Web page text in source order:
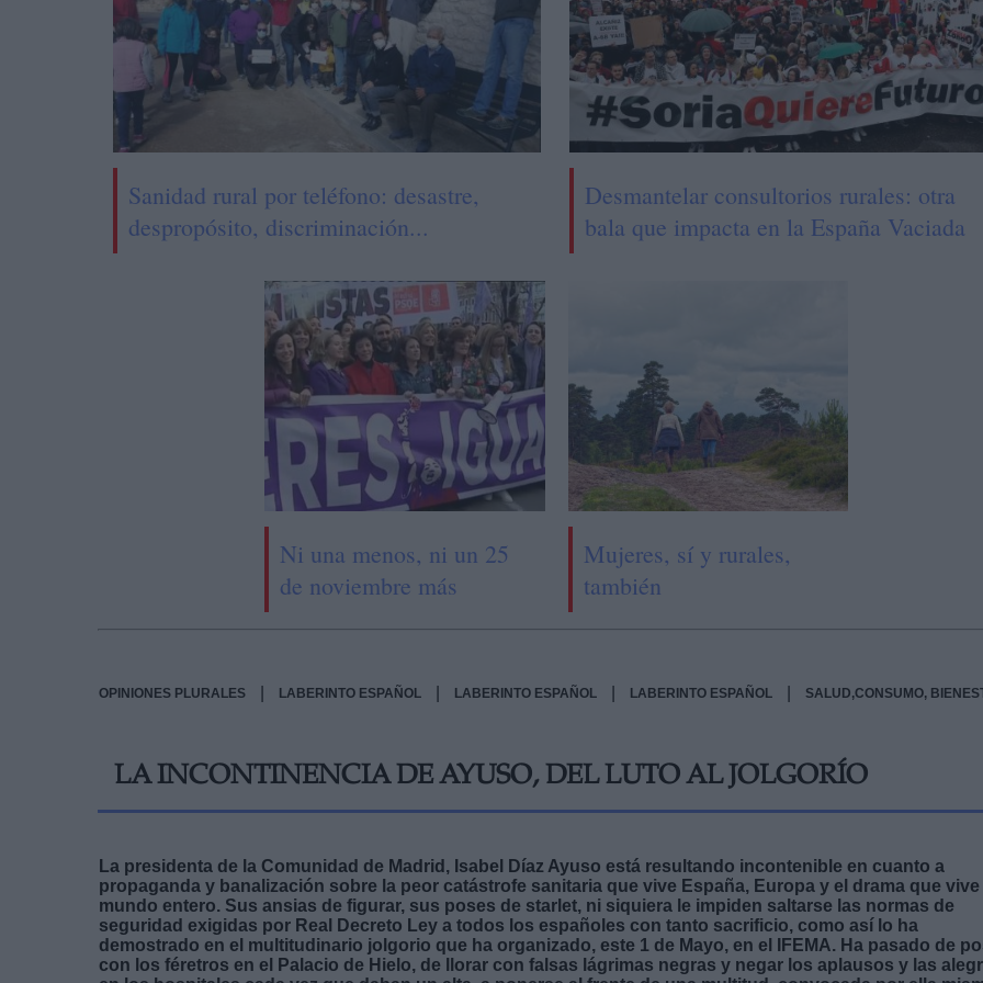
Sanidad rural por teléfono: desastre,
despropósito, discriminación...
Desmantelar consultorios rurales: otra
bala que impacta en la España Vaciada
Ni una menos, ni un 25
de noviembre más
Mujeres, sí y rurales,
también
OPINIONES PLURALES LABERINTO ESPAÑOL LABERINTO ESPAÑOL LABERINTO ESPAÑOL SALUD,CONSUMO,
LA INCONTINENCIA DE AYUSO, DEL LUTO AL JOLGORÍO
La presidenta de la Comunidad de Madrid, Isabel Díaz Ayuso está resultando incontenible en cuanto a
propaganda y banalización sobre la peor catástrofe sanitaria que vive España, Europa y el drama que vive
mundo entero. Sus ansias de figurar, sus poses de starlet, ni siquiera le impiden saltarse las normas de
seguridad exigidas por Real Decreto Ley a todos los españoles con tanto sacrificio, como así lo ha
demostrado en el multitudinario jolgorio que ha organizado, este 1 de Mayo, en el IFEMA. Ha pasado de
con los féretros en el Palacio de Hielo, de llorar con falsas lágrimas negras y negar los aplausos y las